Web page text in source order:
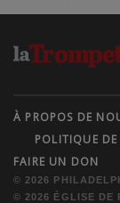
À PROPOS DE
POLITIQUE
FAIRE UN DON
© 2026
© 2026 ÉGLISE DE